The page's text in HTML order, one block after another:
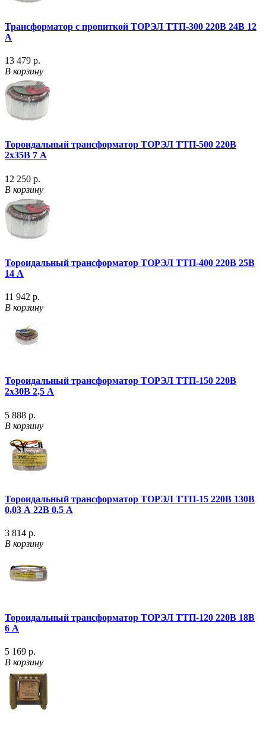
Трансформатор с пропиткой ТОРЭЛ ТТП-300 220В 24В 12
А
13 479 р.
В корзину
Тороидальный трансформатор ТОРЭЛ ТТП-500 220В
2х35В 7 А
12 250 р.
В корзину
Тороидальный трансформатор ТОРЭЛ ТТП-400 220В 25В
14 А
11 942 р.
В корзину
Тороидальный трансформатор ТОРЭЛ ТТП-150 220В
2х30В 2,5 А
5 888 р.
В корзину
Тороидальный трансформатор ТОРЭЛ ТТП-15 220В 130В
0,03 А 22В 0,5 А
3 814 р.
В корзину
Тороидальный трансформатор ТОРЭЛ ТТП-120 220В 18В
6 А
5 169 р.
В корзину